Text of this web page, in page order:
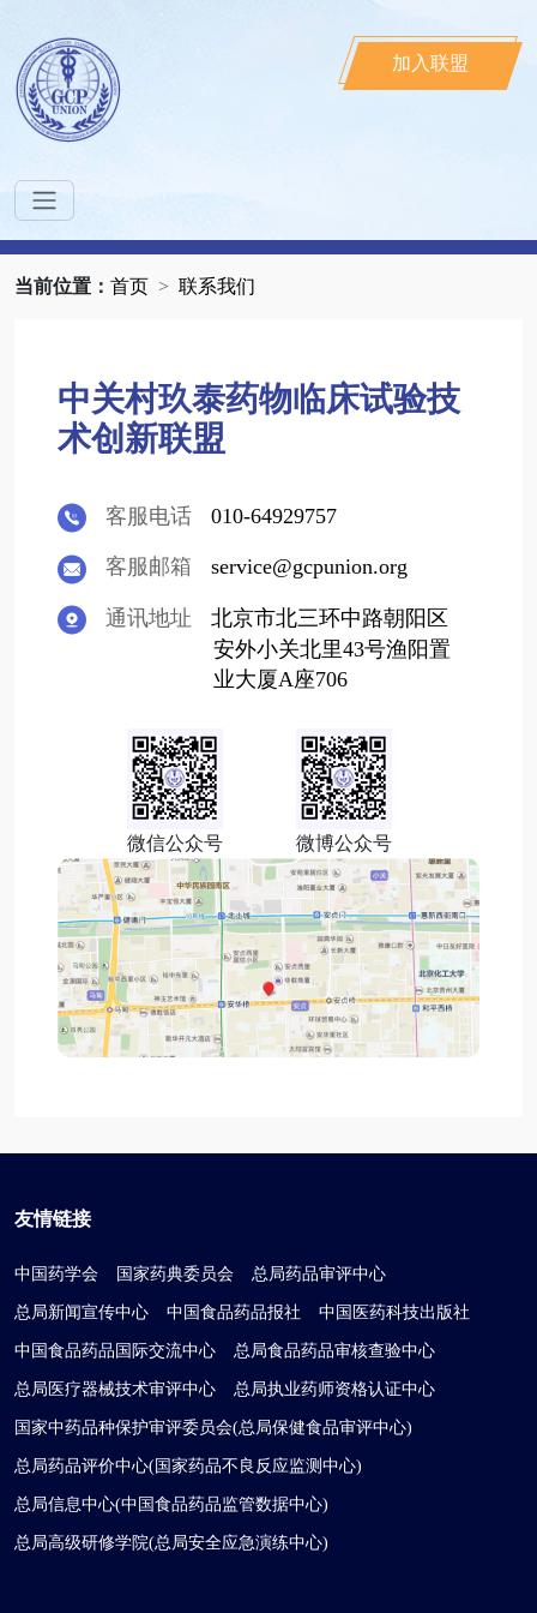
加入联盟
当前位置： 首页 联系我们
中关村玖泰药物临床试验技
术创新联盟
客服电话 010-64929757
客服邮箱 service@gcpunion.org
通讯地址
北京市北三环中路朝阳区
安外小关北里43号渔阳置
业大厦A座706
微信公众号 微博公众号
友情链接
中国药学会 国家药典委员会 总局药品审评中心
总局新闻宣传中心 中国食品药品报社 中国医药科技出版社
中国食品药品国际交流中心 总局食品药品审核查验中心
总局医疗器械技术审评中心 总局执业药师资格认证中心
国家中药品种保护审评委员会(总局保健食品审评中心)
总局药品评价中心(国家药品不良反应监测中心)
总局信息中心(中国食品药品监管数据中心)
总局高级研修学院(总局安全应急演练中心)